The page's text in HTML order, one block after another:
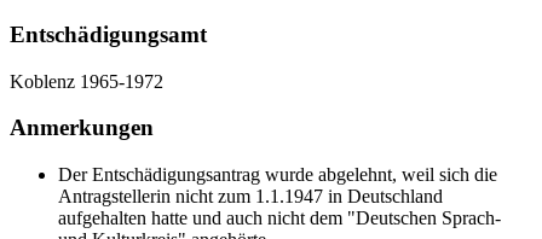
Entschädigungsamt
Koblenz 1965-1972
Anmerkungen
Der Entschädigungsantrag wurde abgelehnt, weil sich die
Antragstellerin nicht zum 1.1.1947 in Deutschland
aufgehalten hatte und auch nicht dem "Deutschen Sprach-